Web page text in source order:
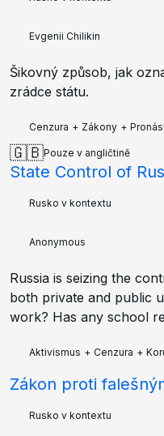
Evgenii Chilikin
Šikovný způsob, jak
zrádce státu.
Cenzura + Zákony +
🇬🇧Pouze v angličtině
State Control of
Rusko v kontextu
Anonymous
Russia is seizing the
both private and public
work? Has any school
Aktivismus + Cenzura +
Zákon proti
Rusko v kontextu